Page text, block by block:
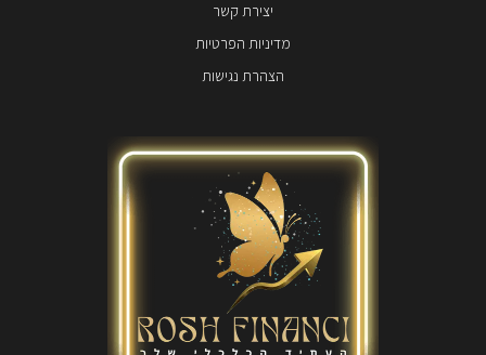
יצירת קשר
מדיניות הפרטיות
הצהרת נגישות